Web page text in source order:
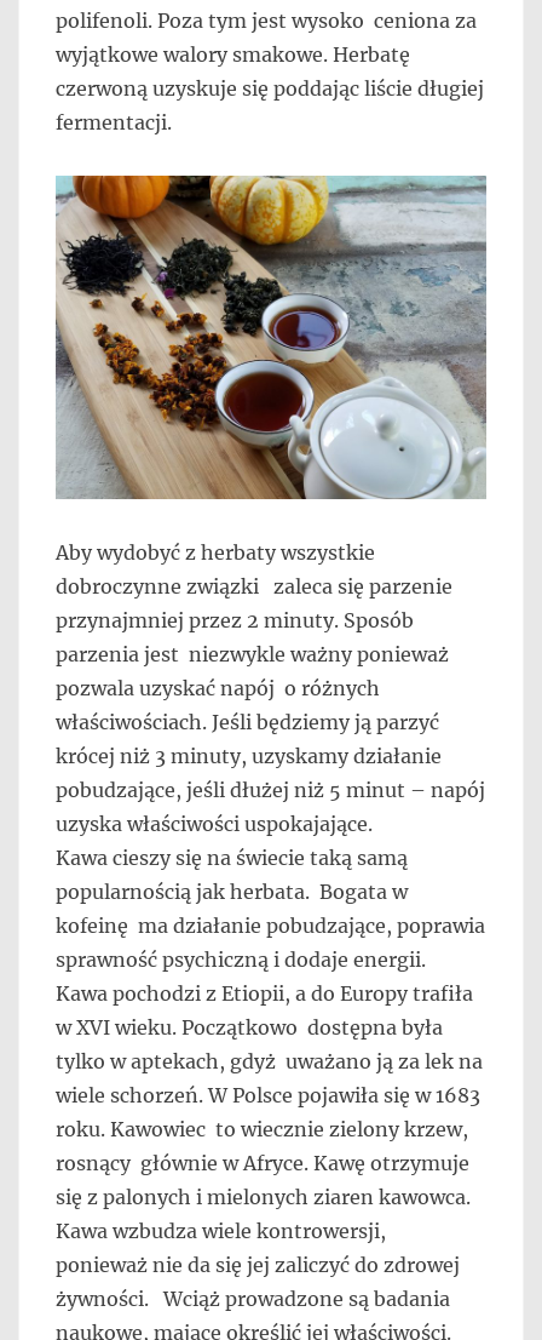
polifenoli. Poza tym jest wysoko ceniona za
wyjątkowe walory smakowe. Herbatę
czerwoną uzyskuje się poddając liście długiej
fermentacji.
Aby wydobyć z herbaty wszystkie
dobroczynne związki zaleca się parzenie
przynajmniej przez 2 minuty. Sposób
parzenia jest niezwykle ważny ponieważ
pozwala uzyskać napój o różnych
właściwościach. Jeśli będziemy ją parzyć
krócej niż 3 minuty, uzyskamy działanie
pobudzające, jeśli dłużej niż 5 minut – napój
uzyska właściwości uspokajające.
Kawa cieszy się na świecie taką samą
popularnością jak herbata. Bogata w
kofeinę ma działanie pobudzające, poprawia
sprawność psychiczną i dodaje energii.
Kawa pochodzi z Etiopii, a do Europy trafiła
w XVI wieku. Początkowo dostępna była
tylko w aptekach, gdyż uważano ją za lek na
wiele schorzeń. W Polsce pojawiła się w 1683
roku. Kawowiec to wiecznie zielony krzew,
rosnący głównie w Afryce. Kawę otrzymuje
się z palonych i mielonych ziaren kawowca.
Kawa wzbudza wiele kontrowersji,
ponieważ nie da się jej zaliczyć do zdrowej
żywności. Wciąż prowadzone są badania
naukowe, mające określić jej właściwości.